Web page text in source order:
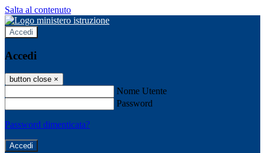
Salta al contenuto
Accedi
Accedi
button close ×
Nome Utente
Password
Password dimenticata?